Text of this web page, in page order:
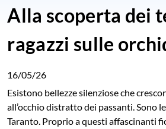
Alla scoperta dei
ragazzi sulle
16/05/26
Esistono bellezze silenziose che
all’occhio distratto dei passanti. Sono
Taranto. Proprio a questi affascinanti